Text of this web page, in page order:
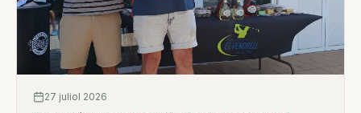
27 juliol 2026